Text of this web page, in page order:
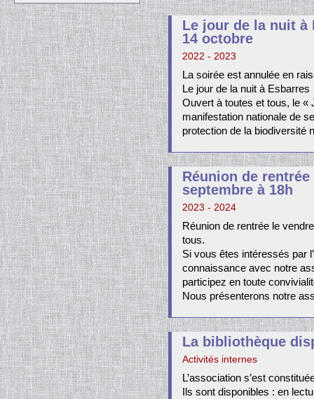
Le jour de la nuit à
14 octobre
2022 - 2023
La soirée est annulée en
Le jour de la nuit à Esbarres
Ouvert à toutes et tous, le «
manifestation nationale de
protection de la biodiversité
Réunion de
septembre à 18h
2023 - 2024
Réunion de rentrée le
tous.
Si vous êtes intéressés par
connaissance avec notre
participez en toute
Nous présenterons notre
La bibliothèque
Activités internes
L’association s’est
Ils sont disponibles : en